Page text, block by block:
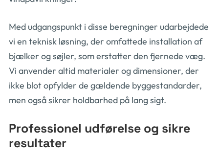
Med udgangspunkt i disse beregninger udarbejdede
vi en teknisk løsning, der omfattede installation af
bjælker og søjler, som erstatter den fjernede væg.
Vi anvender altid materialer og dimensioner, der
ikke blot opfylder de gældende byggestandarder,
men også sikrer holdbarhed på lang sigt.
Professionel udførelse og sikre
resultater